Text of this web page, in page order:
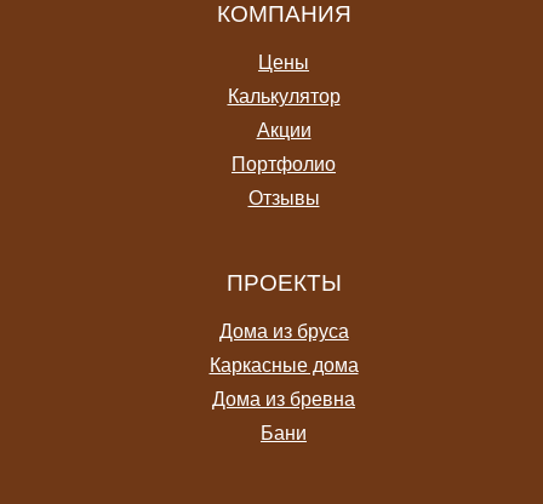
КОМПАНИЯ
Цены
Калькулятор
Акции
Портфолио
Отзывы
ПРОЕКТЫ
Дома из бруса
Каркасные дома
Дома из бревна
Бани